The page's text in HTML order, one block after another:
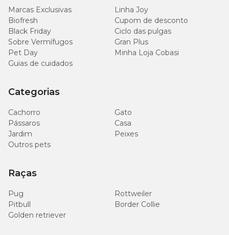
Marcas Exclusivas
Linha Joy
Biofresh
Cupom de desconto
Black Friday
Ciclo das pulgas
Sobre Vermífugos
Gran Plus
Pet Day
Minha Loja Cobasi
Guias de cuidados
Categorias
Cachorro
Gato
Pássaros
Casa
Jardim
Peixes
Outros pets
Raças
Pug
Rottweiler
Pitbull
Border Collie
Golden retriever